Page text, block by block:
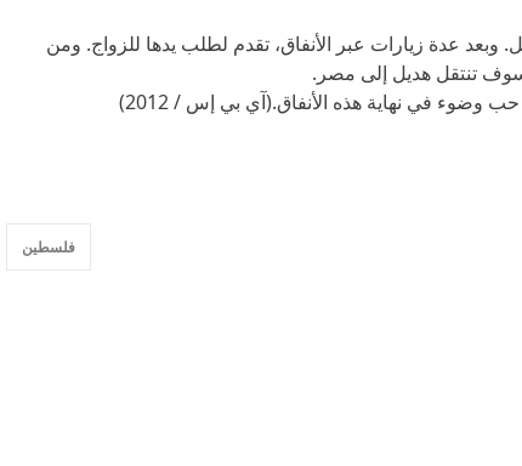
وبعد عدة زيارات عبر الأنفاق، تقدم لطلب يدها للزواج. ومن
سوف تنتقل هديل إلى مصر.
وضوء في نهاية هذه الأنفاق.(آي بي إس / 2012)
فلسطين